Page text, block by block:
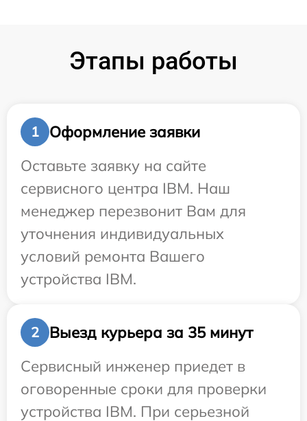
Этапы работы
1
Оформление заявки
Оставьте заявку на сайте
сервисного центра IBM. Наш
менеджер перезвонит Вам для
уточнения индивидуальных
условий ремонта Вашего
устройства IBM.
2
Выезд курьера за 35 минут
Сервисный инженер приедет в
оговоренные сроки для проверки
устройства IBM. При серьезной